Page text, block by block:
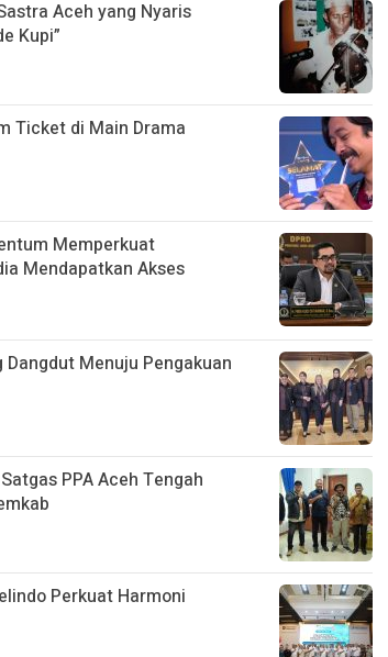
Aceh yang Nyaris
Kupi”
Ticket di Main Drama
Memperkuat
Mendapatkan Akses
Dangdut Menuju Pengakuan
PPA Aceh Tengah
Perkuat Harmoni